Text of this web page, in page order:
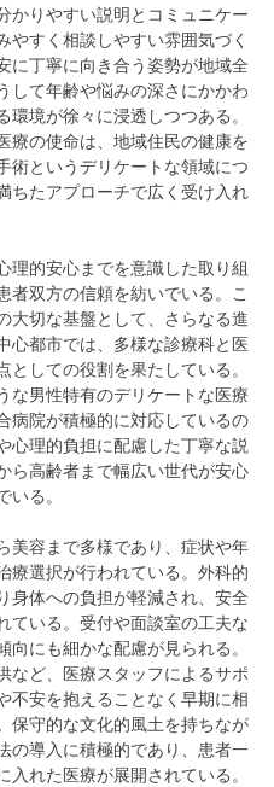
かりやすい説明とコミュニケー
やすく相談しやすい雰囲気づく
に丁寧に向き合う姿勢が地域全
して年齢や悩みの深さにかかわ
境が徐々に浸透しつつある。
療の使命は、地域住民の健康を
術というデリケートな領域につ
ちたアプローチで広く受け入れ
理的安心までを意識した取り組
者双方の信頼を紡いでいる。こ
大切な基盤として、さらなる進
心都市では、多様な診療科と医
しての役割を果たしている。
な男性特有のデリケートな医療
病院が積極的に対応しているの
心理的負担に配慮した丁寧な説
ら高齢者まで幅広い世代が安心
る。
美容まで多様であり、症状や年
療選択が行われている。外科的
身体への負担が軽減され、安全
ている。受付や面談室の工夫な
にも細かな配慮が見られる。
など、医療スタッフによるサポ
不安を抱えることなく早期に相
保守的な文化的風土を持ちなが
の導入に積極的であり、患者一
れた医療が展開されている。